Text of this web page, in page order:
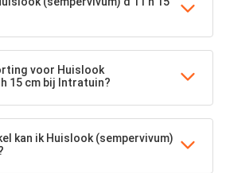
voor Huislook
15 cm bij Intratuin?
kan ik Huislook (sempervivum)